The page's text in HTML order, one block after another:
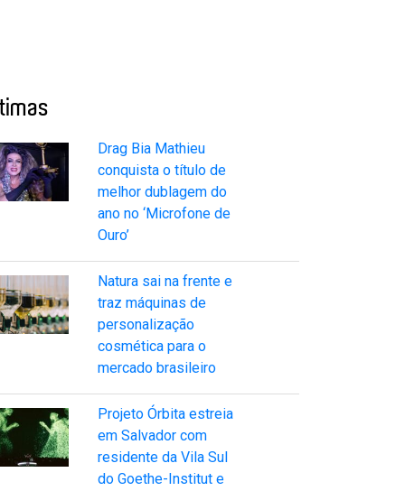
Drag Bia Mathieu
conquista o título de
melhor dublagem do
ano no ‘Microfone de
Ouro’
Natura sai na frente e
traz máquinas de
personalização
cosmética para o
mercado brasileiro
Projeto Órbita estreia
em Salvador com
residente da Vila Sul
do Goethe-Institut e